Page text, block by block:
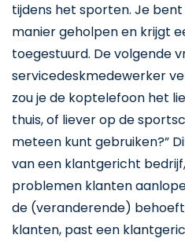
tijdens het sporten. Je
manier geholpen en krijgt
toegestuurd. De volgende
servicedeskmedewerker
zou je de koptelefoon het
thuis, of liever op de
meteen kunt gebruiken?”
van een klantgericht
problemen klanten
de (veranderende)
klanten, past een